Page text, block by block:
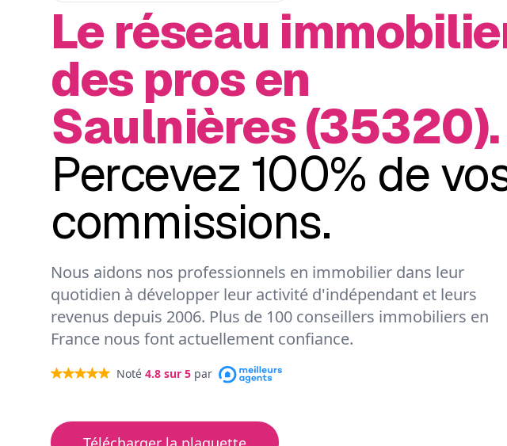
Le réseau
des pros en
Saulnières (35320).
Percevez 100% de
commissions.
Nous aidons nos professionnels en immobilier dans leur
quotidien à développer leur activité d'indépendant et leurs
revenus depuis 2006. Plus de 100 conseillers immobiliers en
France nous font actuellement confiance.
Noté 4.8 sur 5 par